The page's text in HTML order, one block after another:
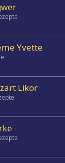
Yvette
Likör